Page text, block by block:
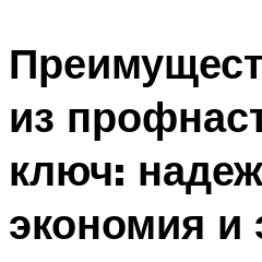
из
ключ:
экономия и